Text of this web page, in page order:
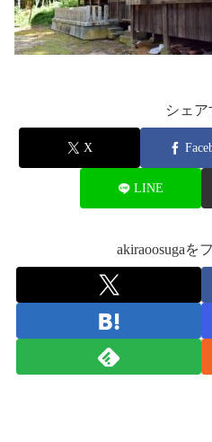
シェア
X
LINE
akiraoosugaを